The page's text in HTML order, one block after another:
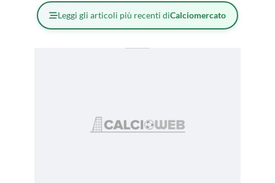
Leggi gli articoli più recenti diCalciomercato